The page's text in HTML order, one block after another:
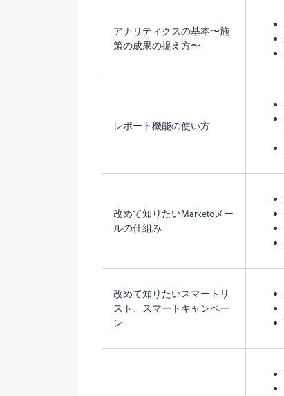
アナリティクスの基本〜施
策の成果の捉え方〜
レポート機能の使い方
改めて知りたいMarketoメー
ルの仕組み
改めて知りたいスマートリ
スト、スマートキャンペー
ン